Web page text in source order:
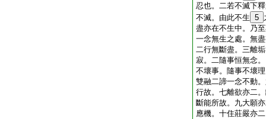
忍也。二若不滅下
不滅。由此不生 5
盡亦在不生中。乃
一念無生之處。無
二行無斷盡。三離
寂。二隨事恒無念
不壞事。隨事不壞
雙融二諦一念不動
行故。七離欲亦二
斷能所故。九大願
應機。十住莊嚴亦